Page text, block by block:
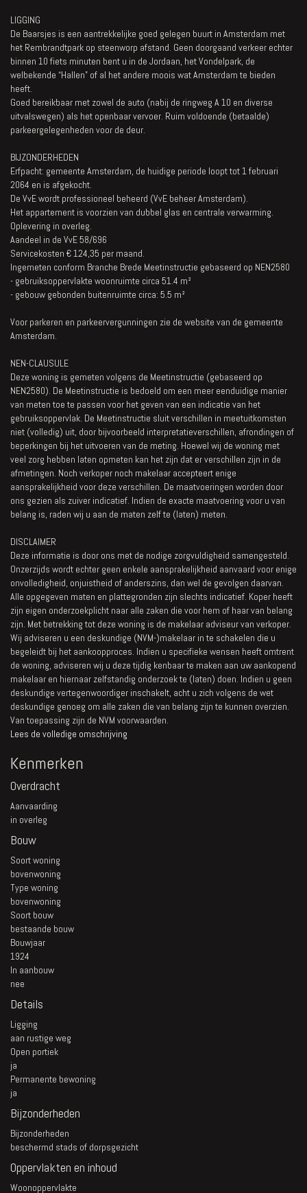
LIGGING
De Baarsjes is een aantrekkelijke goed gelegen buurt in Amsterdam met
het Rembrandtpark op steenworp afstand. Geen doorgaand verkeer echter
binnen 10 fiets minuten bent u in de Jordaan, het Vondelpark, de
welbekende “Hallen” of al het andere moois wat Amsterdam te bieden
heeft.
Goed bereikbaar met zowel de auto (nabij de ringweg A 10 en diverse
uitvalswegen) als het openbaar vervoer. Ruim voldoende (betaalde)
parkeergelegenheden voor de deur.
BIJZONDERHEDEN
Erfpacht: gemeente Amsterdam, de huidige periode loopt tot 1 februari
2064 en is afgekocht.
De VvE wordt professioneel beheerd (VvE beheer Amsterdam).
Het appartement is voorzien van dubbel glas en centrale verwarming.
Oplevering in overleg.
Aandeel in de VvE 58/696
Servicekosten € 124,35 per maand.
Ingemeten conform Branche Brede Meetinstructie gebaseerd op NEN2580
- gebruiksoppervlakte woonruimte circa 51.4 m²
- gebouw gebonden buitenruimte circa: 5.5 m²
Voor parkeren en parkeervergunningen zie de website van de gemeente
Amsterdam.
NEN-CLAUSULE
Deze woning is gemeten volgens de Meetinstructie (gebaseerd op
NEN2580). De Meetinstructie is bedoeld om een meer eenduidige manier
van meten toe te passen voor het geven van een indicatie van het
gebruiksoppervlak. De Meetinstructie sluit verschillen in meetuitkomsten
niet (volledig) uit, door bijvoorbeeld interpretatieverschillen, afrondingen of
beperkingen bij het uitvoeren van de meting. Hoewel wij de woning met
veel zorg hebben laten opmeten kan het zijn dat er verschillen zijn in de
afmetingen. Noch verkoper noch makelaar accepteert enige
aansprakelijkheid voor deze verschillen. De maatvoeringen worden door
ons gezien als zuiver indicatief. Indien de exacte maatvoering voor u van
belang is, raden wij u aan de maten zelf te (laten) meten.
DISCLAIMER
Deze informatie is door ons met de nodige zorgvuldigheid samengesteld.
Onzerzijds wordt echter geen enkele aansprakelijkheid aanvaard voor enige
onvolledigheid, onjuistheid of anderszins, dan wel de gevolgen daarvan.
Alle opgegeven maten en plattegronden zijn slechts indicatief. Koper heeft
zijn eigen onderzoekplicht naar alle zaken die voor hem of haar van belang
zijn. Met betrekking tot deze woning is de makelaar adviseur van verkoper.
Wij adviseren u een deskundige (NVM-)makelaar in te schakelen die u
begeleidt bij het aankoopproces. Indien u specifieke wensen heeft omtrent
de woning, adviseren wij u deze tijdig kenbaar te maken aan uw aankopend
makelaar en hiernaar zelfstandig onderzoek te (laten) doen. Indien u geen
deskundige vertegenwoordiger inschakelt, acht u zich volgens de wet
deskundige genoeg om alle zaken die van belang zijn te kunnen overzien.
Van toepassing zijn de NVM voorwaarden.
Lees de volledige omschrijving
Kenmerken
Overdracht
Aanvaarding
in overleg
Bouw
Soort woning
bovenwoning
Type woning
bovenwoning
Soort bouw
bestaande bouw
Bouwjaar
1924
In aanbouw
nee
Details
Ligging
aan rustige weg
Open portiek
ja
Permanente bewoning
ja
Bijzonderheden
Bijzonderheden
beschermd stads of dorpsgezicht
Oppervlakten en inhoud
Woonoppervlakte